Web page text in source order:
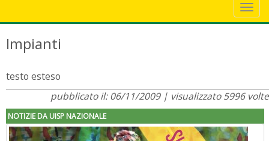
Impianti
testo esteso
pubblicato il: 06/11/2009 | visualizzato 5996 volte
NOTIZIE DA UISP NAZIONALE